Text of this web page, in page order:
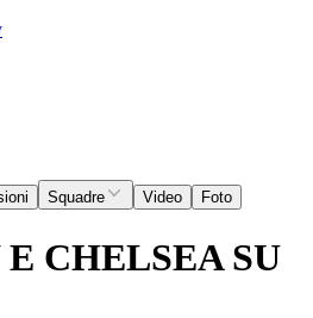
Squadre Video Foto
CHELSEA SU